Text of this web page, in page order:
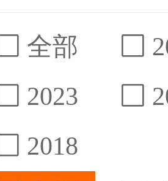
全部
2023
2018